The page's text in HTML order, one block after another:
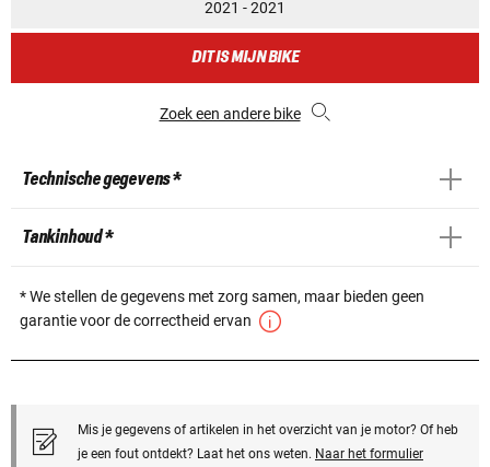
2021 - 2021
DIT IS MIJN BIKE
Zoek een andere bike
Technische gegevens *
Tankinhoud *
* We stellen de gegevens met zorg samen, maar bieden geen
garantie voor de correctheid ervan
Mis je gegevens of artikelen in het overzicht van je motor? Of heb
je een fout ontdekt? Laat het ons weten. Naar het formulier